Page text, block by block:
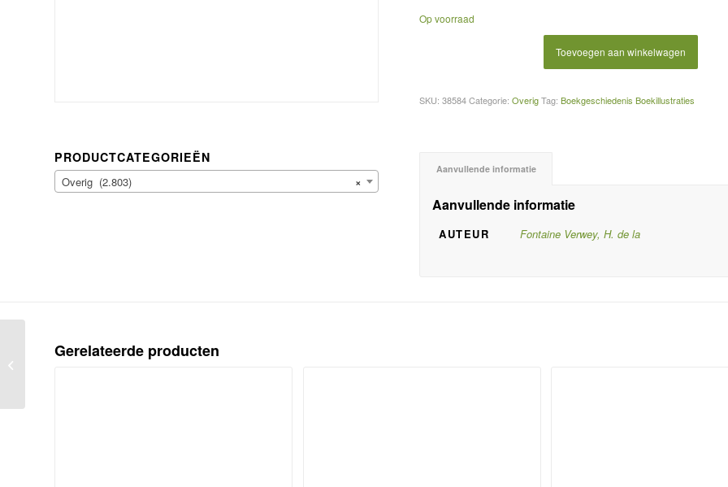
PRODUCTCATEGORIEËN
×
Overig (2.803)
Op voorraad
Toevoegen aan winkelwagen
SKU:38584 Categorie:Overig Tag:Boekgeschiedenis Boekillustraties
Aanvullende informatie
Aanvullende informatie
AUTEUR Fontaine Verwey, H. de la
Gerelateerde producten
Kleur voor kinderen. Het kinderboek
in een Haagse tentoonstelling van